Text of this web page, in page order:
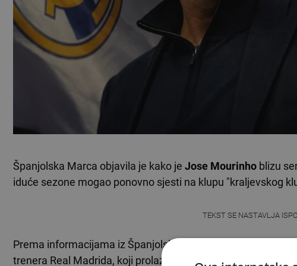
Španjolska Marca objavila je kako je Jose Mourinho blizu
iduće sezone mogao ponovno sjesti na klupu "kraljevskog
TEKST SE NASTAVLJA
Prema informacijama iz Španjolske, portugalski stručnjak
trenera Real Madrida, koji prolazi kroz jednu od